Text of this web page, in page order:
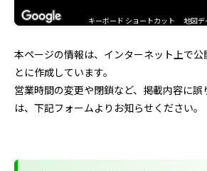
キーボード ショートカット 地図デ
本ページの情報は、インターネット上で
とに作成しています。
営業時間の変更や閉鎖など、掲載内容に
は、下記フォームよりお知らせください。